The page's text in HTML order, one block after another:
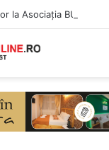
la Asociația BUNETI